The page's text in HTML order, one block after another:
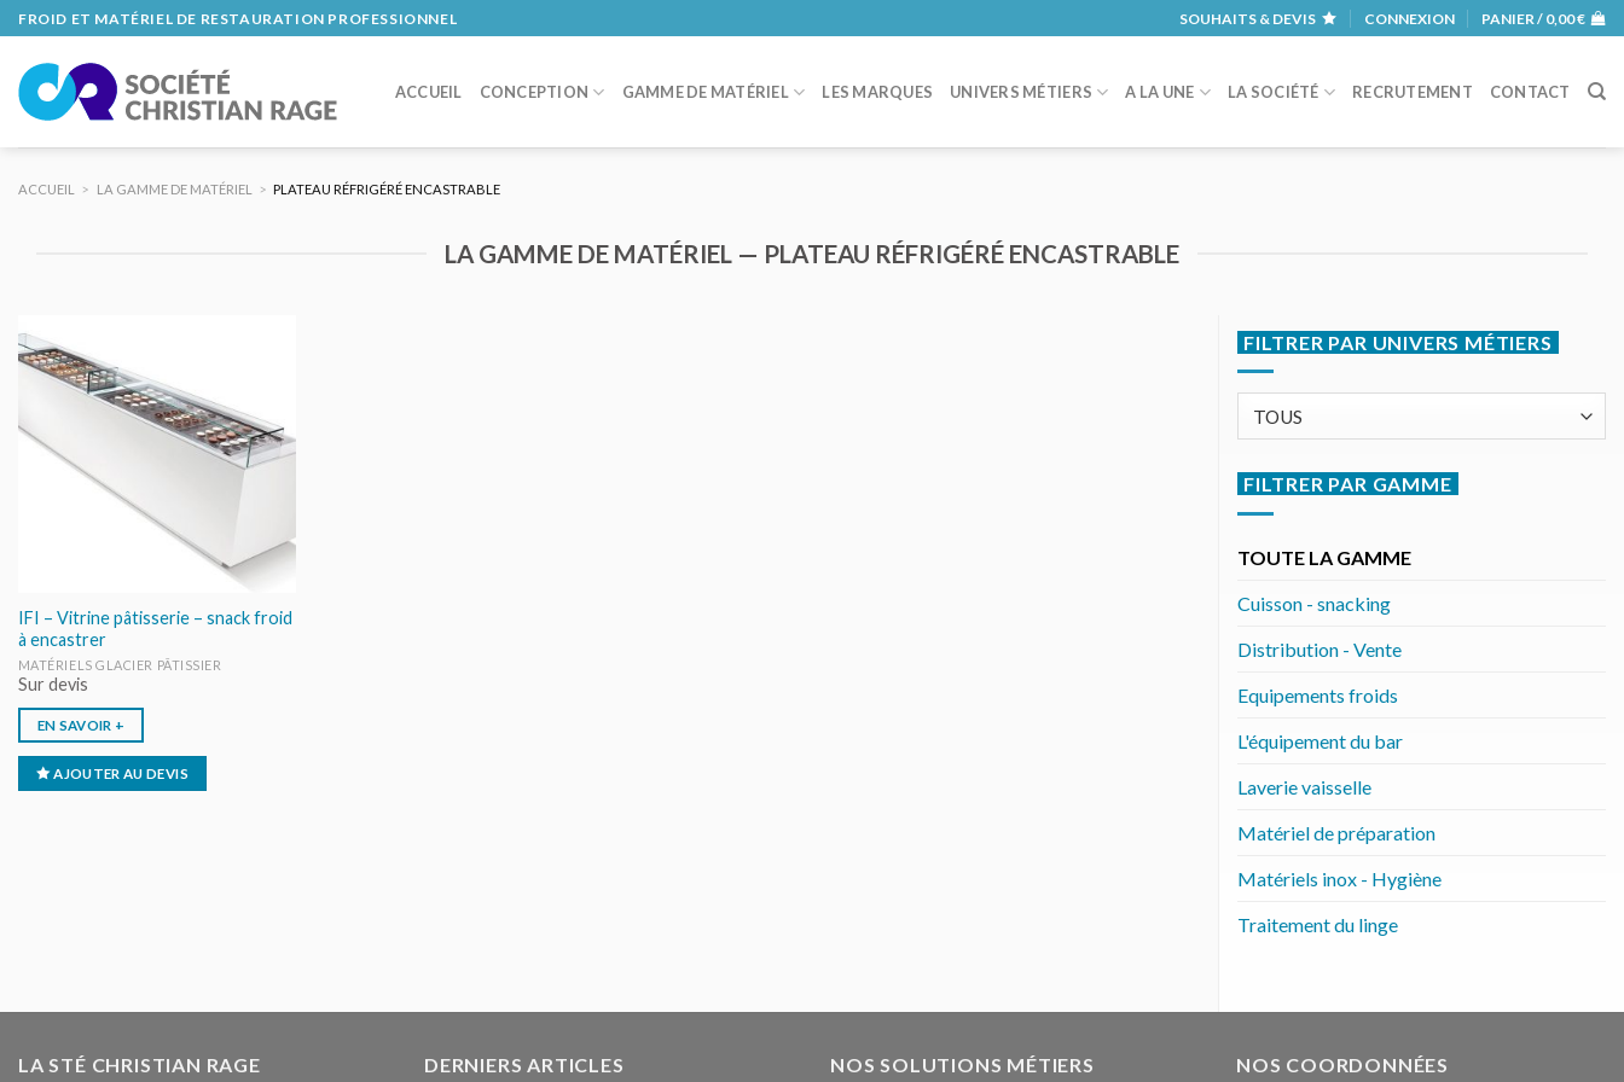
Skip
to
content
FROID ET MATÉRIEL DE RESTAURATION PROFESSIONNEL SOUHAITS & DEVIS CONNEXION PANIER / 0,00€
ACCUEIL CONCEPTION GAMME DE MATÉRIEL LES MARQUES UNIVERS MÉTIERS A LA UNE LA SOCIÉTÉ RECRUTEMENT CONTACT
ACCUEIL > LA GAMME DE MATÉRIEL > PLATEAU RÉFRIGÉRÉ ENCASTRABLE
LA GAMME DE MATÉRIEL — PLATEAU RÉFRIGÉRÉ ENCASTRABLE
AU DEVIS
IFI – Vitrine pâtisserie – snack froid
à encastrer
MATÉRIELS GLACIER PÂTISSIER
Sur devis
EN SAVOIR +
AJOUTER AU DEVIS
FILTRER PAR UNIVERS MÉTIERS
FILTRER PAR GAMME
TOUTE LA GAMME
Cuisson - snacking
Distribution - Vente
Equipements froids
L'équipement du bar
Laverie vaisselle
Matériel de préparation
Matériels inox - Hygiène
Traitement du linge
LA STÉ CHRISTIAN RAGE DERNIERS ARTICLES NOS SOLUTIONS MÉTIERS NOS COORDONNÉES